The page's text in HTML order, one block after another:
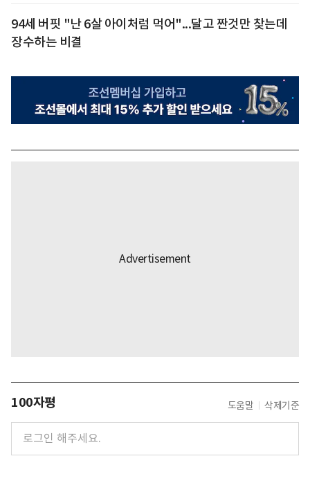
94세 버핏 "난 6살 아이처럼 먹어"...달고 짠것만 찾는데
장수하는 비결
100자평 도움말 삭제기준